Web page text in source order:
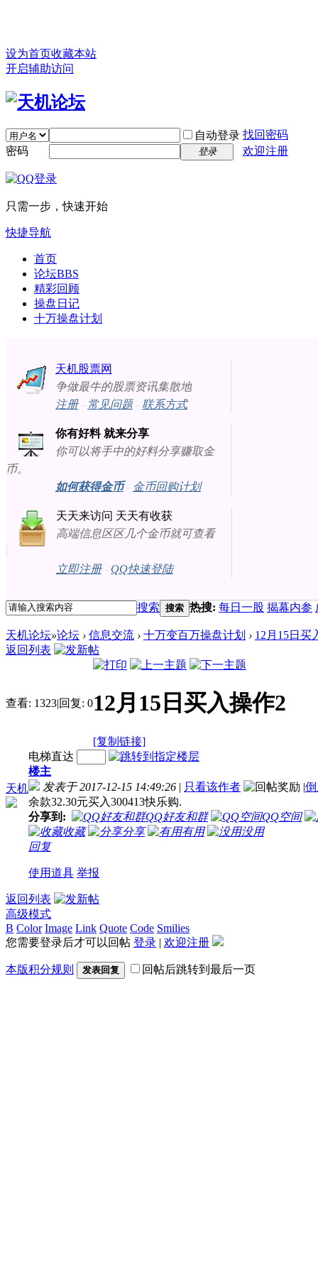
设为首页收藏本站
开启辅助访问
自动登录 找回密码
密码
登录 欢迎注册
只需一步，快速开始
快捷导航
首页
论坛BBS
精彩回顾
操盘日记
十万操盘计划
天机股票网
争做最牛的股票资讯集散地
注册- 常见问题- 联系方式
你有好料 就来分享
你可以将手中的好料分享赚取金
币。
如何获得金币- 金币回购计划
天天来访问 天天有收获
高端信息区区几个金币就可查看
立即注册- QQ快速登陆
搜索 搜索 热搜: 每日一股 揭幕内参
天机论坛»论坛 › 信息交流 › 十万变百万操盘计划 › 12月15日买
返回列表
查看: 1323|回复: 012月15日买入操作2
[复制链接]
天机
电梯直达
楼主
发表于 2017-12-15 14:49:26 | 只看该作者 |
余款32.30元买入300413快乐购.
分享到:
QQ好友和群
QQ空间
收藏
分享 有用
没用
回复
使用道具 举报
返回列表
高级模式
B Color Image Link Quote Code Smilies
您需要登录后才可以回帖 登录 | 欢迎注册
本版积分规则 发表回复 回帖后跳转到最后一页